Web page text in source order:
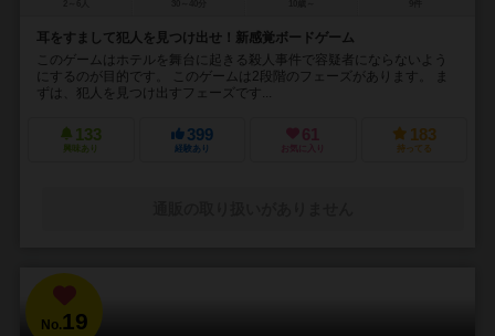
耳をすまして犯人を見つけ出せ！新感覚ボードゲーム
このゲームはホテルを舞台に起きる殺人事件で容疑者にならないよう
にするのが目的です。 このゲームは2段階のフェーズがあります。 ま
ずは、犯人を見つけ出すフェーズです...
133
興味あり
399
経験あり
61
お気に入り
183
持ってる
No.19